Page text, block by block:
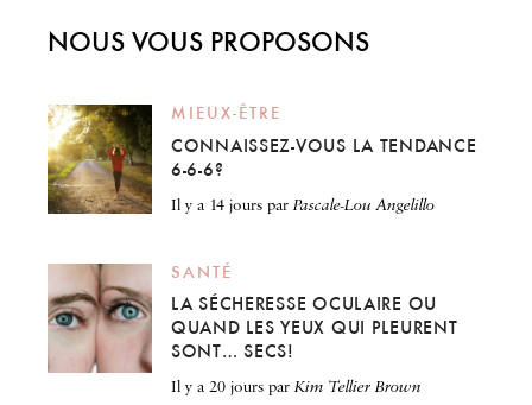
NOUS VOUS PROPOSONS
MIEUX-ÊTRE
CONNAISSEZ-VOUS LA TENDANCE
6-6-6?
il y a 14 jours par Pascale-Lou Angelillo
SANTÉ
LA SÉCHERESSE OCULAIRE OU
QUAND LES YEUX QUI PLEURENT
SONT… SECS!
il y a 20 jours par Kim Tellier Brown